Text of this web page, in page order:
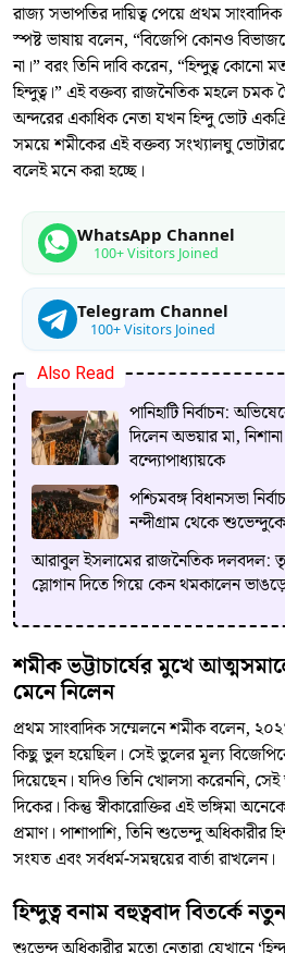
রাজ্য সভাপতির দায়িত্ব পেয়ে প্রথম
স্পষ্ট ভাষায় বলেন, “বিজেপি কোনও
না।” বরং তিনি দাবি করেন, “হিন্দুত্ব কোনো
হিন্দুত্ব।” এই বক্তব্য রাজনৈতিক মহলে চমক
অন্দরের একাধিক নেতা যখন হিন্দু ভোট
সময়ে শমীকের এই বক্তব্য সংখ্যালঘু
বলেই মনে করা হচ্ছে।
WhatsApp Channel
100+ Visitors Joined
Telegram Channel
100+ Visitors Joined
Also Read
পানিহাটি নির্বাচন:
দিলেন অভয়ার মা,
বন্দ্যোপাধ্যায়কে
পশ্চিমবঙ্গ বিধানসভা
নন্দীগ্রাম থেকে
আরাবুল ইসলামের রাজনৈতিক দলবদল:
স্লোগান দিতে গিয়ে কেন থমকালেন
শমীক ভট্টাচার্যের মুখে
মেনে নিলেন
প্রথম সাংবাদিক সম্মেলনে শমীক বলেন, ২০২১
কিছু ভুল হয়েছিল। সেই ভুলের মূল্য
দিয়েছেন। যদিও তিনি খোলসা করেননি,
দিকের। কিন্তু স্বীকারোক্তির এই ভঙ্গিমা
প্রমাণ। পাশাপাশি, তিনি শুভেন্দু অধিকারীর
সংযত এবং সর্বধর্ম-সমন্বয়ের বার্তা রাখলেন।
হিন্দুত্ব বনাম বহুত্ববাদ বিতর্কে নতুন